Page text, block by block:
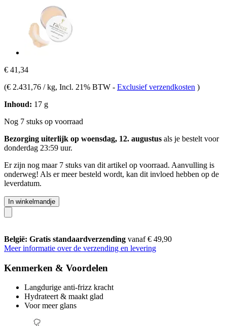
€ 41,34
(€ 2.431,76 / kg, Incl. 21% BTW - Exclusief verzendkosten )
Inhoud: 17 g
Nog 7 stuks op voorraad
Bezorging uiterlijk op woensdag, 12. augustus als je bestelt voor
donderdag 23:59 uur.
Er zijn nog maar 7 stuks van dit artikel op voorraad. Aanvulling is
onderweg! Als er meer besteld wordt, kan dit invloed hebben op de
leverdatum.
In winkelmandje
België: Gratis standaardverzending vanaf € 49,90
Meer informatie over de verzending en levering
Kenmerken & Voordelen
Langdurige anti-frizz kracht
Hydrateert & maakt glad
Voor meer glans